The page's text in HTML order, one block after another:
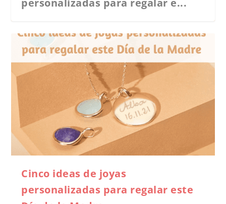
personalizadas para regalar e...
Cinco ideas de joyas
personalizadas para regalar este